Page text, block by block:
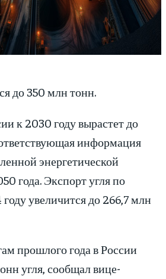
до 350 млн тонн.
к 2030 году вырастет до
информация
энергетической
года. Экспорт угля по
увеличится до 266,7 млн
прошлого года в России
угля, сообщал вице-